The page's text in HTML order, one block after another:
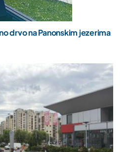
drvo na Panonskim jezerima